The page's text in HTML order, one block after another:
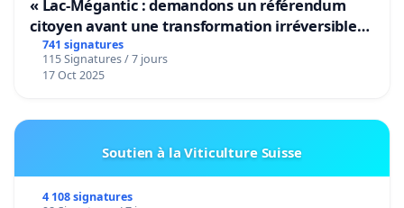
« Lac-Mégantic : demandons un référendum
citoyen avant une transformation irréversible
de notre territoire »
741 signatures
115 Signatures / 7 jours
17 Oct 2025
Soutien à la Viticulture Suisse
4 108 signatures